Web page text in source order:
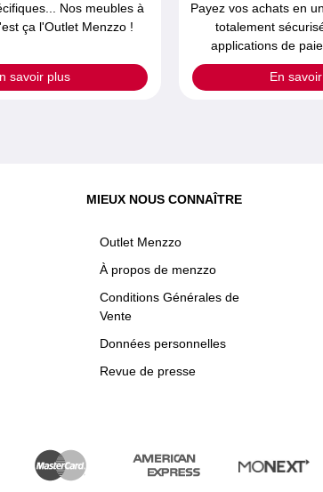
Nos meubles à
ça l'Outlet Menzzo !
savoir plus
Payez vos achats en
totalement
applications de
En
MIEUX NOUS CONNAÎTRE
Outlet Menzzo
À propos de menzzo
Conditions Générales de
Vente
Données personnelles
Revue de presse